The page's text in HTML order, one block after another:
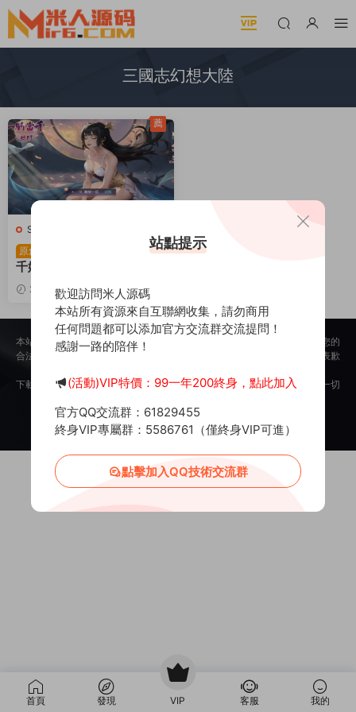
三國志幻想大陸
S-三國志幻想大陸
原創
卡牌回合手遊【一騎當
千姬門代金券内購修複版】L
inux手工服務端+GM授權後
台+安卓+全套表+客戶端解
密工具+視頻架設教程
2026-05-11 1.91k 30
薦
本站所提供的内容均來自公開網絡收集、轉發、二次開發而來，若侵犯了您的
合法權益，請來信通知我們，我們會及時删除，給您帶來的不便，我們深表歉
下載用戶僅供學習交流，若使用商業用途，請購買正版授權，否則産生的一切
Copyright © 2012-2025 MiR6.COMAll Rights Reserved
投訴郵箱： Mail@Mir6.com 蜀ICP備2022016462号-2
首頁 發現 VIP 客服 我的
站點提示
歡迎訪問米人源碼
本站所有資源來自互聯網收集，請勿商用
任何問題都可以添加官方交流群交流提問！
感謝一路的陪伴！
(活動)VIP特價：99一年200終身，點此加入
官方QQ交流群：61829455
終身VIP專屬群：5586761（僅終身VIP可進）
點擊加入QQ技術交流群